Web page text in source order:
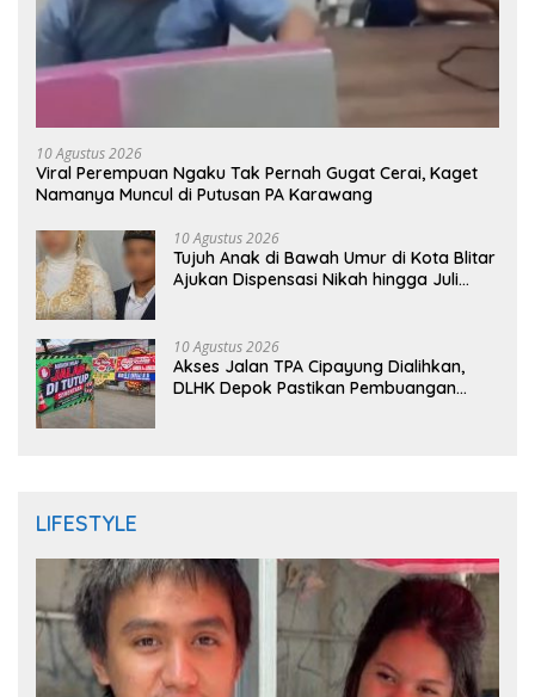
10 Agustus 2026
Viral Perempuan Ngaku Tak Pernah Gugat Cerai, Kaget
Namanya Muncul di Putusan PA Karawang
10 Agustus 2026
Tujuh Anak di Bawah Umur di Kota Blitar
Ajukan Dispensasi Nikah hingga Juli
10 Agustus 2026
Akses Jalan TPA Cipayung Dialihkan,
DLHK Depok Pastikan Pembuangan
LIFESTYLE